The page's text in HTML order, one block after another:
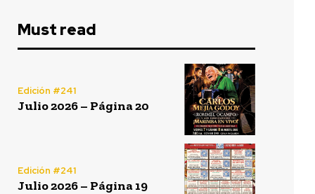
Must read
Edición #241
Julio 2026 – Página 20
Edición #241
Julio 2026 – Página 19